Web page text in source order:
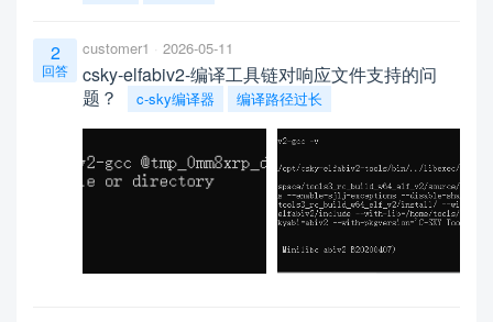
2
回答
customer1 2026-05-11
csky-elfabiv2-编译工具链对响应文件支持的问
题？
c-sky编译器 编译路径过长